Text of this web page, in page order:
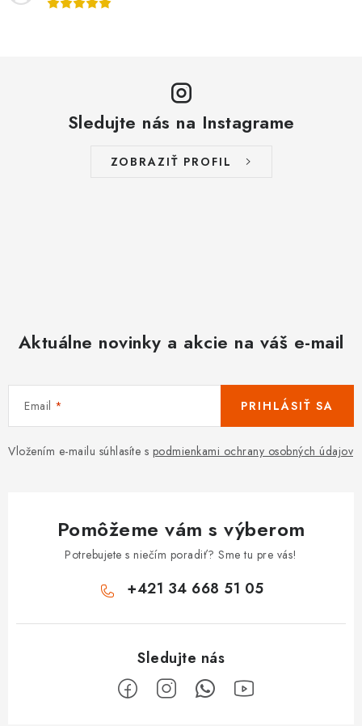
Sledujte nás na Instagrame
ZOBRAZIŤ PROFIL
Aktuálne novinky a akcie na váš e-mail
Email
Vložením e-mailu súhlasíte s podmienkami ochrany osobných údajov
PRIHLÁSIŤ SA
Pomôžeme vám s výberom
Potrebujete s niečím poradiť? Sme tu pre vás!
+421 34 668 51 05